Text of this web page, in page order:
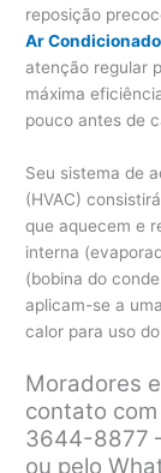
reposição
Ar
atenção regular
máxima
pouco antes de
Seu sistema de
(HVAC)
que aquecem e
interna
(bobina do
aplicam-se a
calor para uso
Moradores
contato
3644-8877
ou pelo